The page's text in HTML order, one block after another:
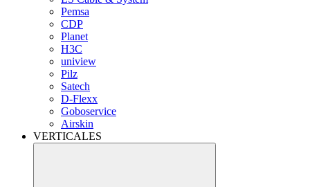
Pemsa
CDP
Planet
H3C
uniview
Pilz
Satech
D-Flexx
Goboservice
Airskin
VERTICALES